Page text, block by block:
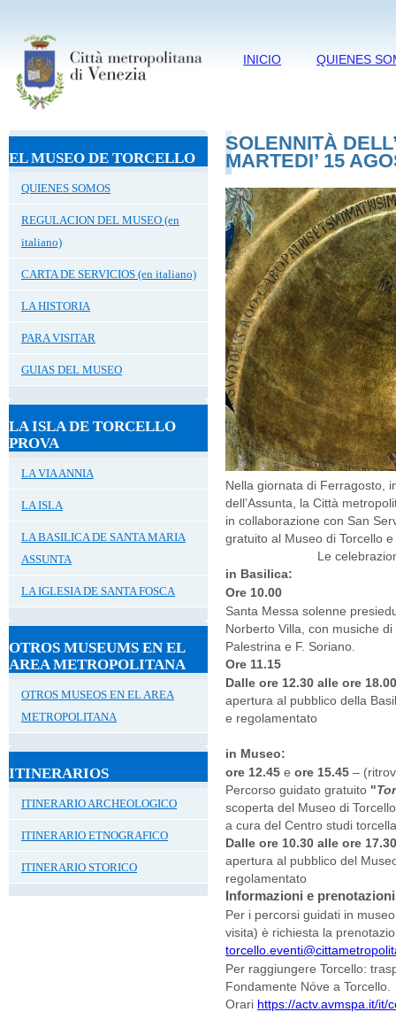
INICIO QUIENES
EL MUSEO DE TORCELLO
QUIENES SOMOS
REGULACION DEL MUSEO (en
italiano)
CARTA DE SERVICIOS (en italiano)
LA HISTORIA
PARA VISITAR
GUIAS DEL MUSEO
LA ISLA DE TORCELLO
PROVA
LA VIA ANNIA
LA ISLA
LA BASILICA DE SANTA MARIA
ASSUNTA
LA IGLESIA DE SANTA FOSCA
OTROS MUSEUMS EN EL
AREA METROPOLITANA
OTROS MUSEOS EN EL AREA
METROPOLITANA
ITINERARIOS
ITINERARIO ARCHEOLOGICO
ITINERARIO ETNOGRAFICO
ITINERARIO STORICO
SOLENNITÀ
MARTEDI’ 15
Nella giornata di Ferragosto,
dell’Assunta, la Città
in collaborazione con San
gratuito al Museo di Torcello
Le
in Basilica:
Ore 10.00
Santa Messa solenne
Norberto Villa, con musiche
Palestrina e F. Soriano.
Ore 11.15
Dalle ore 12.30 alle ore
apertura al pubblico della
e regolamentato
in Museo:
ore 12.45 eore 15.45 –
Percorso guidato gratuito "
scoperta del Museo di Torcello
a cura del Centro studi
Dalle ore 10.30 alle ore
apertura al pubblico del
regolamentato
Informazioni e prenotazioni
Per i percorsi guidati in
visita) è richiesta la
Per raggiungere Torcello:
Fondamente Nóve a Torcello.
Orari https://actv.avmspa.it/it/